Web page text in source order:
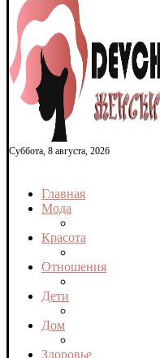
Суббота, 8 августа, 2026
Главная
Мода
Красота
Отношения
Дети
Дом
Здоровье